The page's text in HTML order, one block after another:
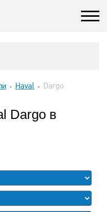
Haval Dargo
Dargo в